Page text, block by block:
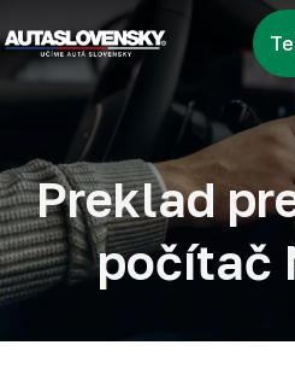
Preklad
počítač